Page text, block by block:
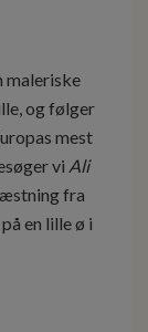
maleriske
og følger
mest
vi Ali
fra
en lille ø i